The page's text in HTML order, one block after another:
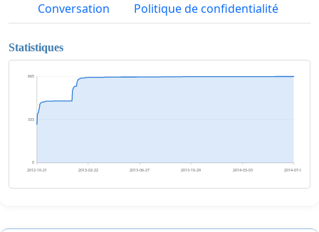
Conversation Politique de confidentialité
Statistiques
0
333
665
2012-10-21 2013-02-22 2013-06-27 2013-10-29 2014-03-03 2014-07-05